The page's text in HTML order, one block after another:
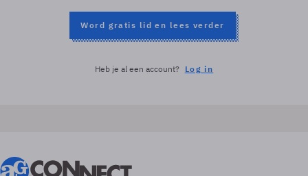
Word gratis lid en lees verder
Heb je al een account? Log in